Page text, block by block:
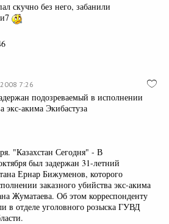
скучно без него, забанили
7:26
подозреваемый в исполнении
экс-акима Экибастуза
"Казахстан Сегодня" - В
был задержан 31-летний
Ернар Бижуменов, которого
заказного убийства экс-акима
Жуматаева. Об этом корреспонденту
в отделе уголовного розыска ГУВД